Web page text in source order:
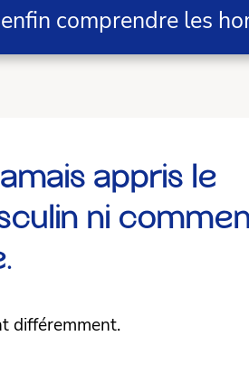
comprendre les
appris le
ni
.
différemment.